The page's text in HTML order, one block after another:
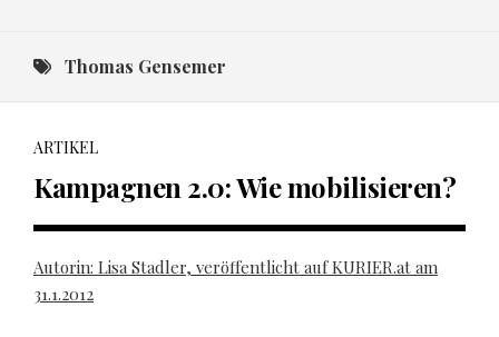
Thomas Gensemer
ARTIKEL
Kampagnen 2.0: Wie mobilisieren?
Autorin: Lisa Stadler, veröffentlicht auf KURIER.at am
31.1.2012